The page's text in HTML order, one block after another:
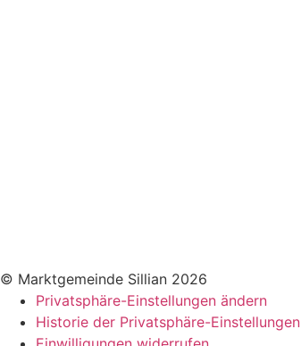
© Marktgemeinde Sillian 2026
Privatsphäre-Einstellungen ändern
Historie der Privatsphäre-Einstellungen